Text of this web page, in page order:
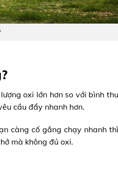
oxi lớn hơn so với bình
cầu đẩy nhanh hơn.
càng cố gắng chạy nhanh
mà không đủ oxi.